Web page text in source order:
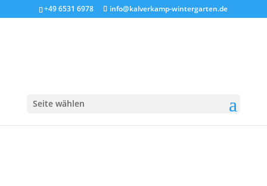
+49 6531 6978 info@kalverkamp-wintergarten.de
Seite wählen